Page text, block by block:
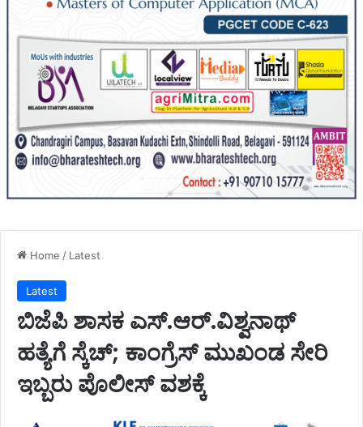
Home / Latest
Latest
ಬಿಜೆಪಿ ಶಾಸಕ ಎಸ್.ಆರ್.ವಿಶ್ವನಾಥ್
ಹತ್ಯೆಗೆ ಸ್ಕೆಚ್; ಕಾಂಗ್ರೆಸ್ ಮುಖಂಡ ಸೇರಿ
ಇಬ್ಬರು ಪೊಲೀಸ್ ವಶಕ್ಕೆ